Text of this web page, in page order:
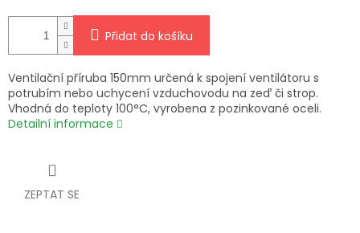
Přidat do košíku
Ventilační příruba 150mm určená k spojení ventilátoru s
potrubím nebo uchycení vzduchovodu na zeď či strop.
Vhodná do teploty 100°C, vyrobena z pozinkované oceli.
Detailní informace
ZEPTAT SE